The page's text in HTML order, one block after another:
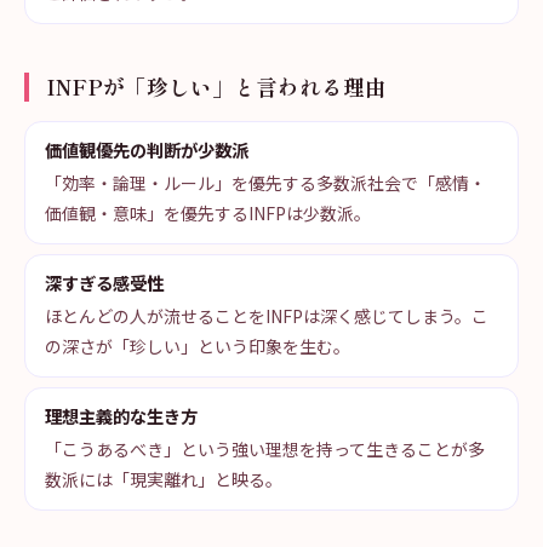
INFPが「珍しい」と言われる理由
価値観優先の判断が少数派
「効率・論理・ルール」を優先する多数派社会で「感情・
価値観・意味」を優先するINFPは少数派。
深すぎる感受性
ほとんどの人が流せることをINFPは深く感じてしまう。こ
の深さが「珍しい」という印象を生む。
理想主義的な生き方
「こうあるべき」という強い理想を持って生きることが多
数派には「現実離れ」と映る。